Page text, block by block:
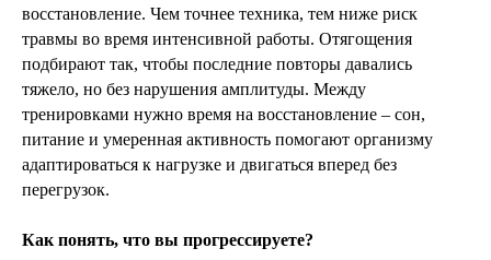
восстановление. Чем точнее техника, тем ниже риск
травмы во время интенсивной работы. Отягощения
подбирают так, чтобы последние повторы давались
тяжело, но без нарушения амплитуды. Между
тренировками нужно время на восстановление – сон,
питание и умеренная активность помогают организму
адаптироваться к нагрузке и двигаться вперед без
перегрузок.
Как понять, что вы прогрессируете?